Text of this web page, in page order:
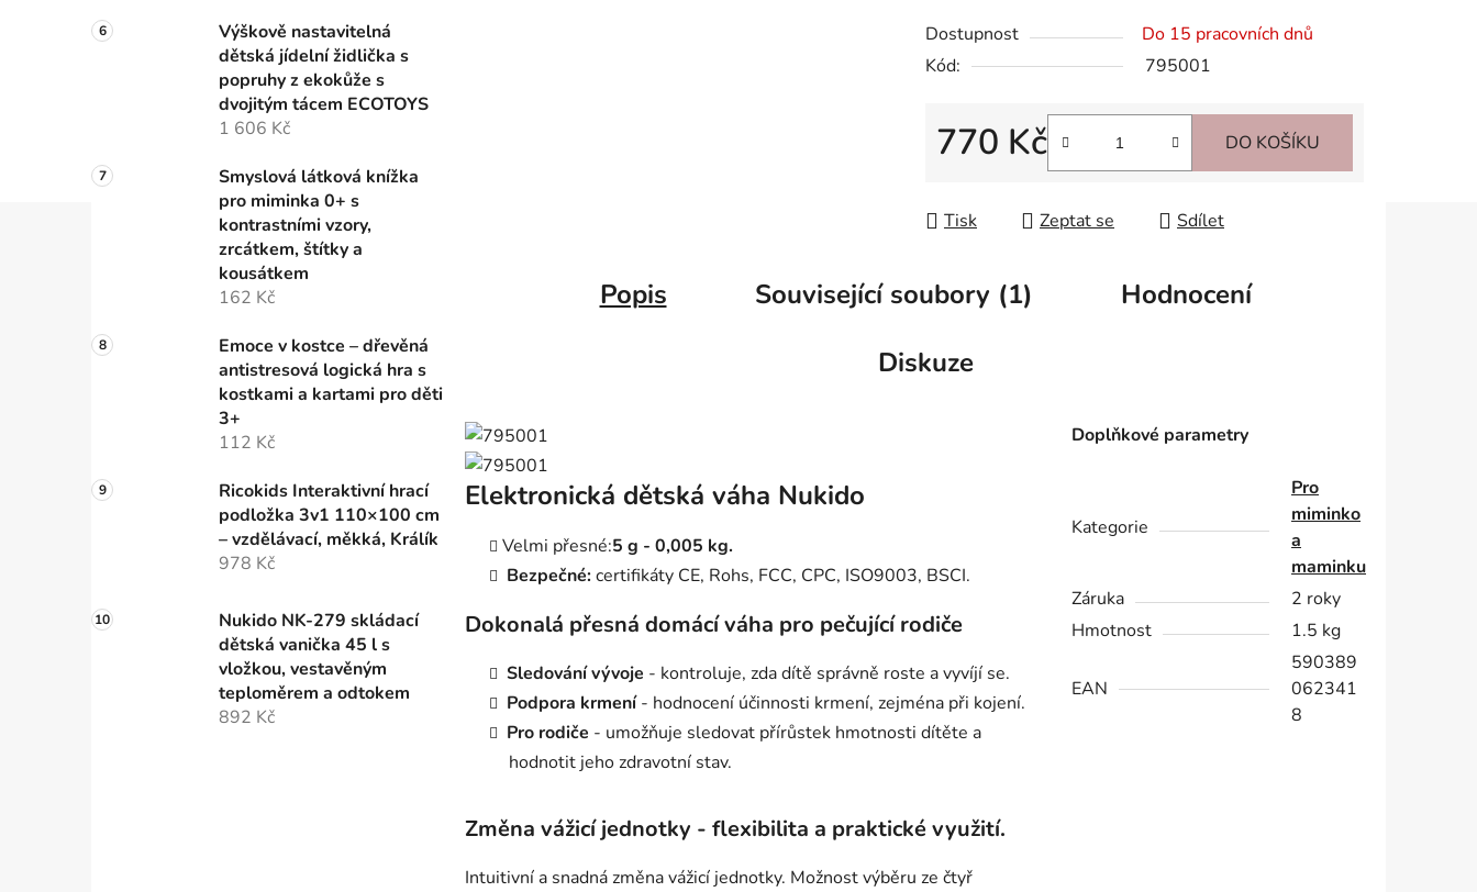
Výškově nastavitelná
dětská jídelní židlička s
popruhy z ekokůže s
dvojitým tácem ECOTOYS
1 606 Kč
Smyslová látková knížka
pro miminka 0+ s
kontrastními vzory,
zrcátkem, štítky a
kousátkem
162 Kč
Emoce v kostce – dřevěná
antistresová logická hra s
kostkami a kartami pro děti
3+
112 Kč
Ricokids Interaktivní hrací
podložka 3v1 110×100 cm
– vzdělávací, měkká, Králík
978 Kč
Nukido NK-279 skládací
dětská vanička 45 l s
vložkou, vestavěným
teploměrem a odtokem
892 Kč
Dostupnost
Do 15 pracovních dnů
Kód:
795001
770 Kč DO KOŠÍKU
Tisk Zeptat se Sdílet
Popis Související soubory (1)
Hodnocení
Diskuze
Elektronická dětská váha Nukido
Velmi přesné:5 g - 0,005 kg.
Bezpečné:certifikáty CE, Rohs, FCC, CPC, ISO9003, BSCI.
Dokonalá přesná domácí váha pro pečující rodiče
Sledování vývoje - kontroluje, zda dítě správně roste a vyvíjí se.
Podpora krmení- hodnocení účinnosti krmení, zejména při kojení.
Pro rodiče - umožňuje sledovat přírůstek hmotnosti dítěte a
hodnotit jeho zdravotní stav.
Změna vážicí jednotky - flexibilita a praktické využití.
Intuitivní a snadná změna vážicí jednotky. Možnost výběru ze čtyř
Doplňkové parametry
Kategorie
Pro
miminko
a
maminku
Záruka
2 roky
Hmotnost
1.5 kg
EAN
590389
062341
8